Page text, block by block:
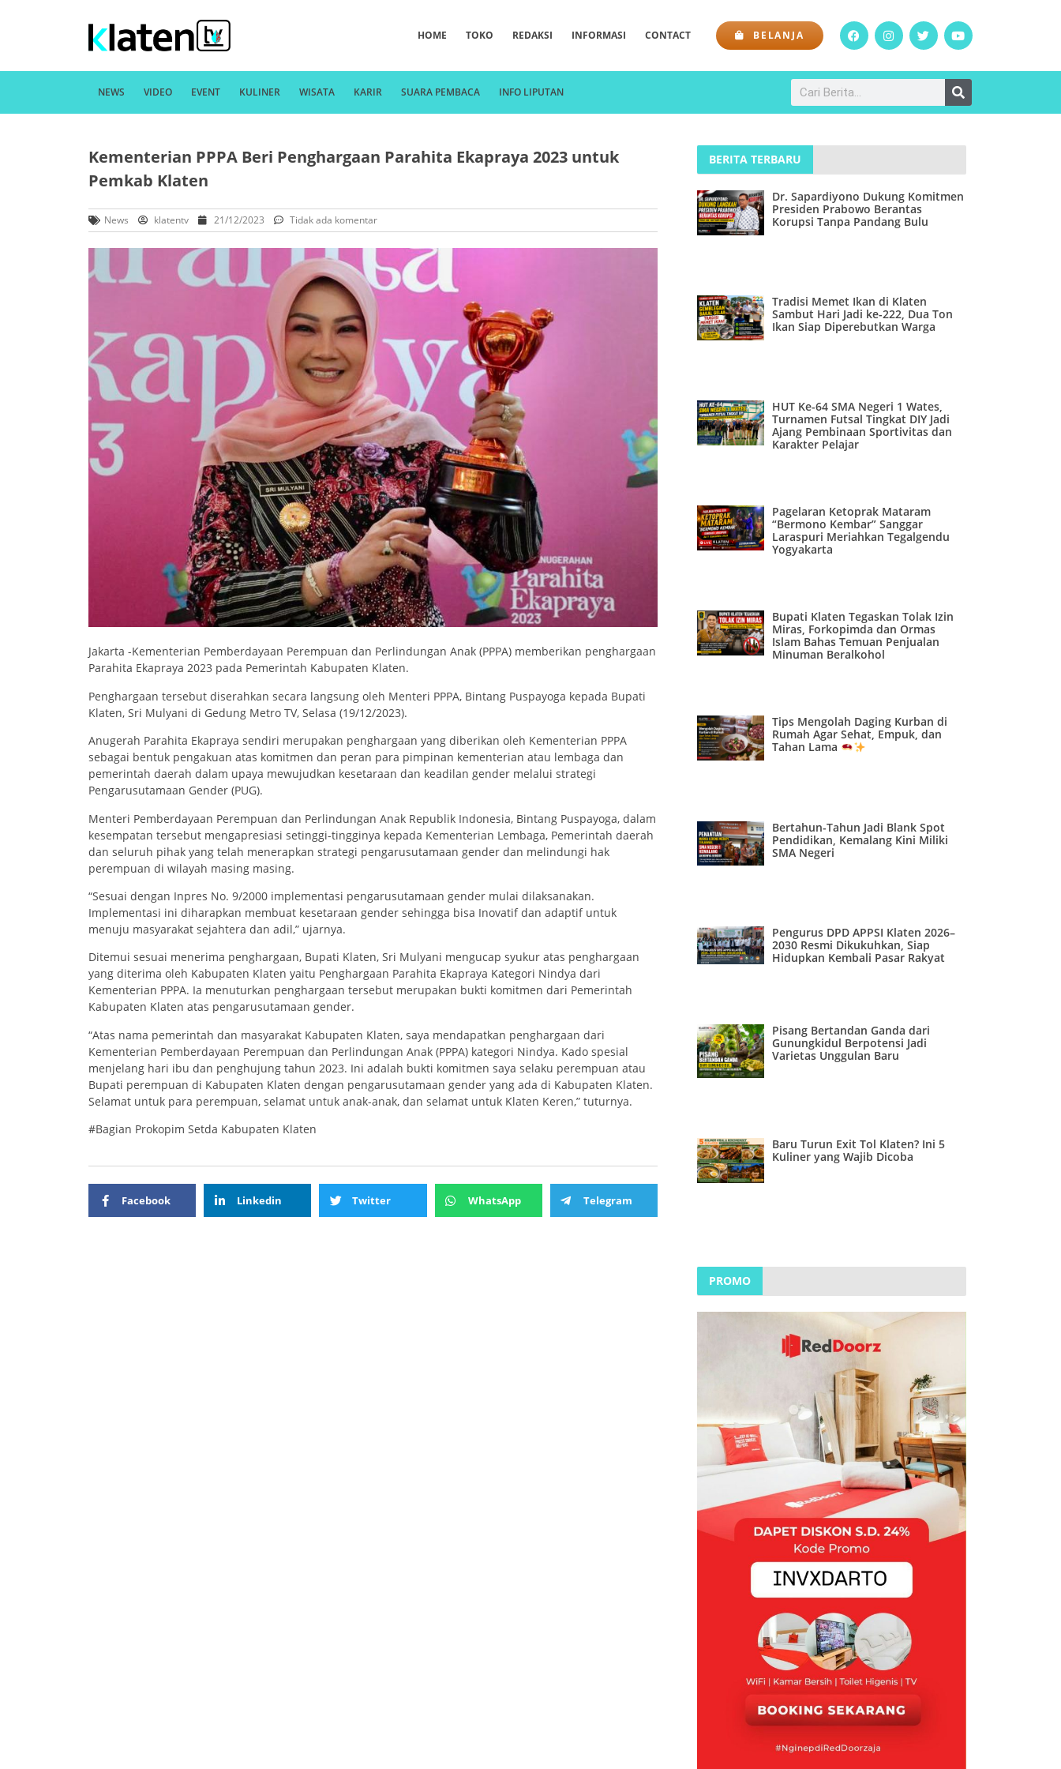
HOME TOKO REDAKSI INFORMASI CONTACT BELANJA
NEWS VIDEO EVENT KULINER WISATA KARIR SUARA PEMBACA INFO LIPUTAN
Kementerian PPPA Beri Penghargaan Parahita Ekapraya 2023 untuk
Pemkab Klaten
News klatentv 21/12/2023 Tidak ada komentar
Jakarta -Kementerian Pemberdayaan Perempuan dan Perlindungan Anak (PPPA) memberikan penghargaan
Parahita Ekapraya 2023 pada Pemerintah Kabupaten Klaten.
Penghargaan tersebut diserahkan secara langsung oleh Menteri PPPA, Bintang Puspayoga kepada Bupati
Klaten, Sri Mulyani di Gedung Metro TV, Selasa (19/12/2023).
Anugerah Parahita Ekapraya sendiri merupakan penghargaan yang diberikan oleh Kementerian PPPA
sebagai bentuk pengakuan atas komitmen dan peran para pimpinan kementerian atau lembaga dan
pemerintah daerah dalam upaya mewujudkan kesetaraan dan keadilan gender melalui strategi
Pengarusutamaan Gender (PUG).
Menteri Pemberdayaan Perempuan dan Perlindungan Anak Republik Indonesia, Bintang Puspayoga, dalam
kesempatan tersebut mengapresiasi setinggi-tingginya kepada Kementerian Lembaga, Pemerintah daerah
dan seluruh pihak yang telah menerapkan strategi pengarusutamaan gender dan melindungi hak
perempuan di wilayah masing masing.
“Sesuai dengan Inpres No. 9/2000 implementasi pengarusutamaan gender mulai dilaksanakan.
Implementasi ini diharapkan membuat kesetaraan gender sehingga bisa Inovatif dan adaptif untuk
menuju masyarakat sejahtera dan adil,” ujarnya.
Ditemui sesuai menerima penghargaan, Bupati Klaten, Sri Mulyani mengucap syukur atas penghargaan
yang diterima oleh Kabupaten Klaten yaitu Penghargaan Parahita Ekapraya Kategori Nindya dari
Kementerian PPPA. Ia menuturkan penghargaan tersebut merupakan bukti komitmen dari Pemerintah
Kabupaten Klaten atas pengarusutamaan gender.
“Atas nama pemerintah dan masyarakat Kabupaten Klaten, saya mendapatkan penghargaan dari
Kementerian Pemberdayaan Perempuan dan Perlindungan Anak (PPPA) kategori Nindya. Kado spesial
menjelang hari ibu dan penghujung tahun 2023. Ini adalah bukti komitmen saya selaku perempuan atau
Bupati perempuan di Kabupaten Klaten dengan pengarusutamaan gender yang ada di Kabupaten Klaten.
Selamat untuk para perempuan, selamat untuk anak-anak, dan selamat untuk Klaten Keren,” tuturnya.
#Bagian Prokopim Setda Kabupaten Klaten
Facebook Linkedin Twitter WhatsApp Telegram
BERITA TERBARU
Dr. Sapardiyono Dukung Komitmen
Presiden Prabowo Berantas
Korupsi Tanpa Pandang Bulu
Tradisi Memet Ikan di Klaten
Sambut Hari Jadi ke-222, Dua Ton
Ikan Siap Diperebutkan Warga
HUT Ke-64 SMA Negeri 1 Wates,
Turnamen Futsal Tingkat DIY Jadi
Ajang Pembinaan Sportivitas dan
Karakter Pelajar
Pagelaran Ketoprak Mataram
“Bermono Kembar” Sanggar
Laraspuri Meriahkan Tegalgendu
Yogyakarta
Bupati Klaten Tegaskan Tolak Izin
Miras, Forkopimda dan Ormas
Islam Bahas Temuan Penjualan
Minuman Beralkohol
Tips Mengolah Daging Kurban di
Rumah Agar Sehat, Empuk, dan
Tahan Lama
Bertahun-Tahun Jadi Blank Spot
Pendidikan, Kemalang Kini Miliki
SMA Negeri
Pengurus DPD APPSI Klaten 2026–
2030 Resmi Dikukuhkan, Siap
Hidupkan Kembali Pasar Rakyat
Pisang Bertandan Ganda dari
Gunungkidul Berpotensi Jadi
Varietas Unggulan Baru
Baru Turun Exit Tol Klaten? Ini 5
Kuliner yang Wajib Dicoba
PROMO